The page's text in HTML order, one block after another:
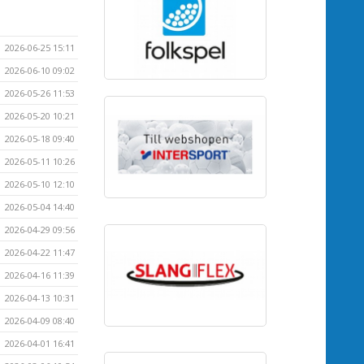
2026-06-25 15:11
2026-06-10 09:02
2026-05-26 11:53
2026-05-20 10:21
2026-05-18 09:40
2026-05-11 10:26
2026-05-10 12:10
2026-05-04 14:40
2026-04-29 09:56
2026-04-22 11:47
2026-04-16 11:39
2026-04-13 10:31
2026-04-09 08:40
2026-04-01 16:41